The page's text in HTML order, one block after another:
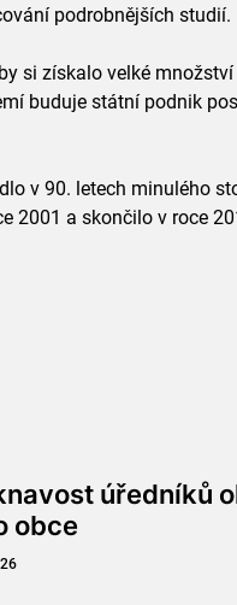
podrobnějších studií.
si získalo velké množství
buduje státní podnik
v 90. letech minulého
2001 a skončilo v roce
úředníků
obce